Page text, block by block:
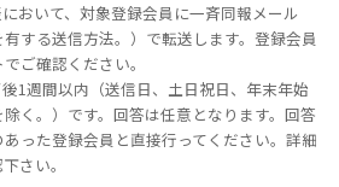
おいて、対象登録会員に一斉同報メール
有する送信方法。）で転送します。登録会員
ご確認ください。
1週間以内（送信日、土日祝日、年末年始
く。）です。回答は任意となります。回答
った登録会員と直接行ってください。詳細
さい。